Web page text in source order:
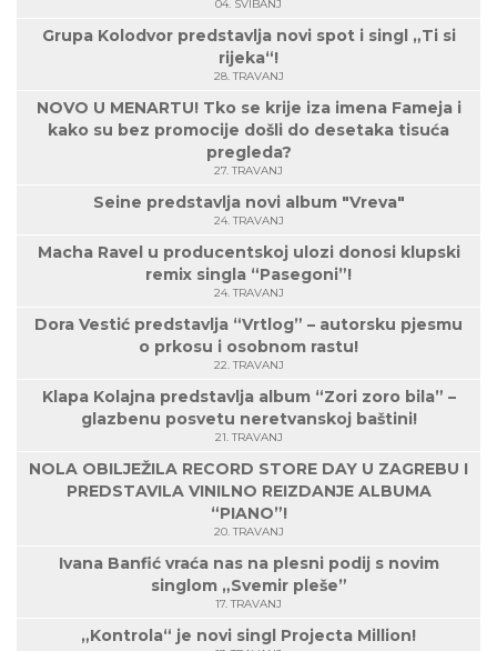
04. SVIBANJ
Grupa Kolodvor predstavlja novi spot i singl „Ti si
rijeka“!
28. TRAVANJ
NOVO U MENARTU! Tko se krije iza imena Fameja i
kako su bez promocije došli do desetaka tisuća
pregleda?
27. TRAVANJ
Seine predstavlja novi album "Vreva"
24. TRAVANJ
Macha Ravel u producentskoj ulozi donosi klupski
remix singla “Pasegoni”!
24. TRAVANJ
Dora Vestić predstavlja “Vrtlog” – autorsku pjesmu
o prkosu i osobnom rastu!
22. TRAVANJ
Klapa Kolajna predstavlja album “Zori zoro bila” –
glazbenu posvetu neretvanskoj baštini!
21. TRAVANJ
NOLA OBILJEŽILA RECORD STORE DAY U ZAGREBU I
PREDSTAVILA VINILNO REIZDANJE ALBUMA
“PIANO”!
20. TRAVANJ
Ivana Banfić vraća nas na plesni podij s novim
singlom „Svemir pleše”
17. TRAVANJ
„Kontrola“ je novi singl Projecta Million!